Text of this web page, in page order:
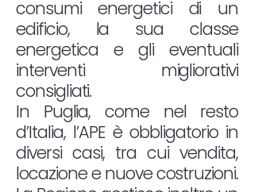
consumi energetici di un
edificio, la sua classe
energetica e gli eventuali
interventi migliorativi
consigliati.
In Puglia, come nel resto
d’Italia, l’APE è obbligatorio in
diversi casi, tra cui vendita,
locazione e nuove costruzioni.